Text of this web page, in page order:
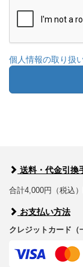
個人情報の取り扱
送料・代金引換
合計4,000円（税込
お支払い方法
クレジットカード（